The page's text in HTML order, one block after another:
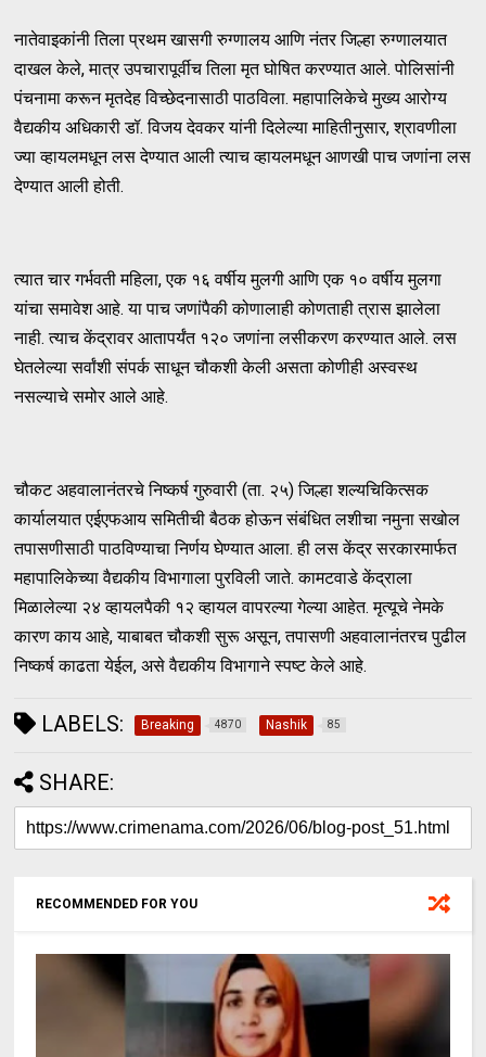
नातेवाइकांनी तिला प्रथम खासगी रुग्णालय आणि नंतर जिल्हा रुग्णालयात
दाखल केले, मात्र उपचारापूर्वीच तिला मृत घोषित करण्यात आले. पोलिसांनी
पंचनामा करून मृतदेह विच्छेदनासाठी पाठविला. महापालिकेचे मुख्य आरोग्य
वैद्यकीय अधिकारी डॉ. विजय देवकर यांनी दिलेल्या माहितीनुसार, श्रावणीला
ज्या व्हायलमधून लस देण्यात आली त्याच व्हायलमधून आणखी पाच जणांना लस
देण्यात आली होती.
त्यात चार गर्भवती महिला, एक १६ वर्षीय मुलगी आणि एक १० वर्षीय मुलगा
यांचा समावेश आहे. या पाच जणांपैकी कोणालाही कोणताही त्रास झालेला
नाही. त्याच केंद्रावर आतापर्यंत १२० जणांना लसीकरण करण्यात आले. लस
घेतलेल्या सर्वांशी संपर्क साधून चौकशी केली असता कोणीही अस्वस्थ
नसल्याचे समोर आले आहे.
चौकट अहवालानंतरचे निष्कर्ष गुरुवारी (ता. २५) जिल्हा शल्यचिकित्सक
कार्यालयात एईएफआय समितीची बैठक होऊन संबंधित लशीचा नमुना सखोल
तपासणीसाठी पाठविण्याचा निर्णय घेण्यात आला. ही लस केंद्र सरकारमार्फत
महापालिकेच्या वैद्यकीय विभागाला पुरविली जाते. कामटवाडे केंद्राला
मिळालेल्या २४ व्हायलपैकी १२ व्हायल वापरल्या गेल्या आहेत. मृत्यूचे नेमके
कारण काय आहे, याबाबत चौकशी सुरू असून, तपासणी अहवालानंतरच पुढील
निष्कर्ष काढता येईल, असे वैद्यकीय विभागाने स्पष्ट केले आहे.
LABELS: Breaking 4870 Nashik 85
SHARE:
RECOMMENDED FOR YOU